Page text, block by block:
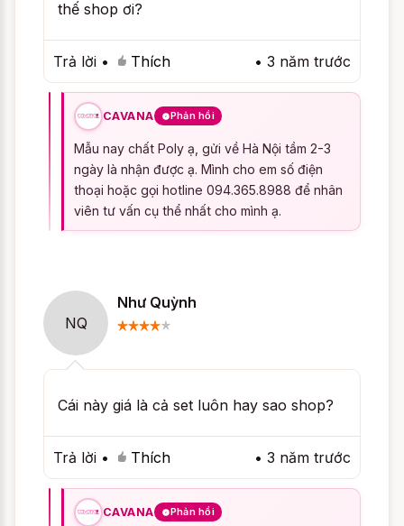
quyến rũ Candy Gợi Tình -
Trắng
Làm thế nào để chọn Áo choàng kèm váy
ngủ như Set đồ ngủ quyến rũ Candy Gợi
Tình - Trắng vừa với cơ thể của bạn, để
bạn hài lòng khi nhận được sản phẩm chắc
chắn là điều bạn quan tâm đúng không?
CAVANA sẽ giúp bạn dễ dàng lựa chọn
bằng một vài phương pháp phổ biến nhé.
cân nặng và chiều cao
Phương pháp xác định size người mặc dựa
trên cân nặng và chiều cao là phương
pháp phổ biến nhất đối với sản phẩm Áo
pháp này không cho ra một kết quả tuyệt
đối chính xác, tuy nhiên vì đặc thù sản
phẩm đồ ngủ là cần thoải mái, thoáng mát
thế shop ơi?
Trả lời • Thích • 3 năm trước
CAVANA Phản hồi
Mẫu nay chất Poly ạ, gửi về Hà Nội tầm 2-3
ngày là nhận được ạ. Mình cho em số điện
thoại hoặc gọi hotline 094.365.8988 để nhân
viên tư vấn cụ thể nhất cho mình ạ.
NQ
Như Quỳnh
Cái này giá là cả set luôn hay sao shop?
Trả lời • Thích • 3 năm trước
CAVANA Phản hồi